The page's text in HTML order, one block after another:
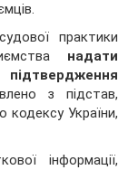
практики
надати
підтвердження
з підстав,
кодексу України,
інформації,